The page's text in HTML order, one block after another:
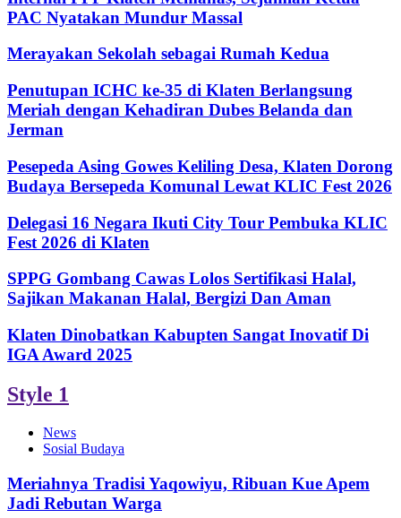
PAC Nyatakan Mundur Massal
Merayakan Sekolah sebagai Rumah Kedua
Penutupan ICHC ke-35 di Klaten Berlangsung
Meriah dengan Kehadiran Dubes Belanda dan
Jerman
Pesepeda Asing Gowes Keliling Desa, Klaten Dorong
Budaya Bersepeda Komunal Lewat KLIC Fest 2026
Delegasi 16 Negara Ikuti City Tour Pembuka KLIC
Fest 2026 di Klaten
SPPG Gombang Cawas Lolos Sertifikasi Halal,
Sajikan Makanan Halal, Bergizi Dan Aman
Klaten Dinobatkan Kabupten Sangat Inovatif Di
IGA Award 2025
Style 1
News
Sosial Budaya
Meriahnya Tradisi Yaqowiyu, Ribuan Kue Apem
Jadi Rebutan Warga